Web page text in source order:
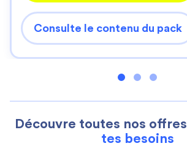
Consulte le contenu du pack
Découvre toutes nos offres
tes besoins